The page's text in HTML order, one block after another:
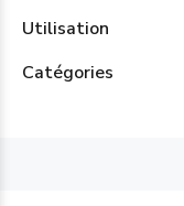
Utilisation
Catégories